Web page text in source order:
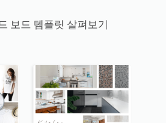
보드 템플릿 살펴보기